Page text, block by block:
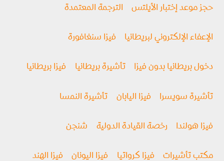
حجز موعد إختبار الأيلتس الترجمة المعتمدة
الإعفاء الإلكتروني لبريطانيا فيزا سنغافورة
دخول بريطانيا بدون فيزا تأشيرة بريطانيا فيزا بريطانيا
تأشيرة سويسرا فيزا اليابان تأشيرة النمسا
فيزا هولندا رخصة القيادة الدولية شنجن
مكتب تأشيرات فيزا كرواتيا فيزا اليونان فيزا الهند